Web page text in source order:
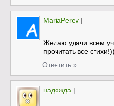
MariaPerev |
Желаю удачи всем
прочитать все стихи!))
Ответить »
надежда |